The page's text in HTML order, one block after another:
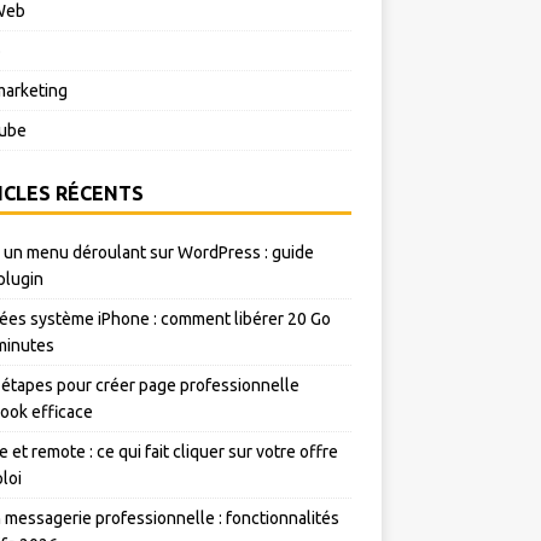
RÉCENTS
un menu déroulant sur WordPress : guide
système iPhone : comment libérer 20 Go
pour créer page professionnelle
efficace
et remote : ce qui fait cliquer sur votre offre
messagerie professionnelle : fonctionnalités